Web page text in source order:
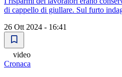
di cappello di giullare. Sul furto
26 Ott 2024 - 16:41
video
Cronaca